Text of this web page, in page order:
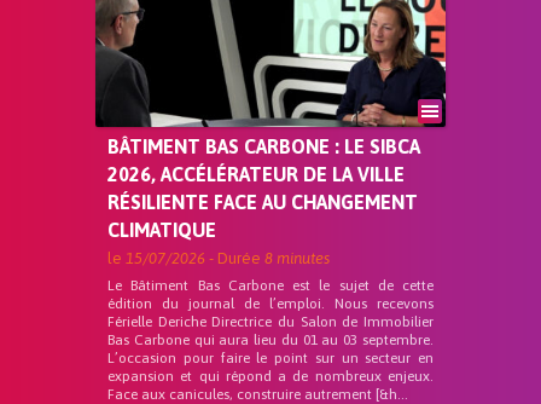
BÂTIMENT BAS CARBONE : LE SIBCA
2026, ACCÉLÉRATEUR DE LA VILLE
RÉSILIENTE FACE AU CHANGEMENT
CLIMATIQUE
le 15/07/2026 - Durée 8 minutes
Le Bâtiment Bas Carbone est le sujet de cette
édition du journal de l’emploi. Nous recevons
Férielle Deriche Directrice du Salon de Immobilier
Bas Carbone qui aura lieu du 01 au 03 septembre.
L’occasion pour faire le point sur un secteur en
expansion et qui répond a de nombreux enjeux.
Face aux canicules, construire autrement [&h...